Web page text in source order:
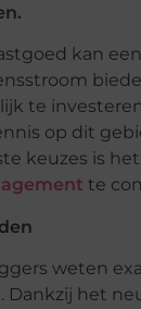
kan
te
op dit
keuzes is
te
weten
Dankzij het